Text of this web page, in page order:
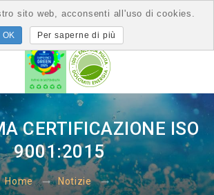
CERTIFICAZIONE ISO
9001:2015
Home Notizie
sito web, acconsenti all'uso di cookies.
Per saperne di più